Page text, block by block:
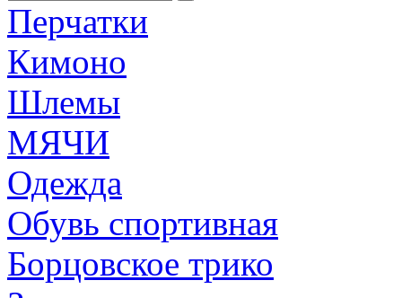
Перчатки
Кимоно
Шлемы
МЯЧИ
Одежда
Обувь спортивная
Борцовское трико